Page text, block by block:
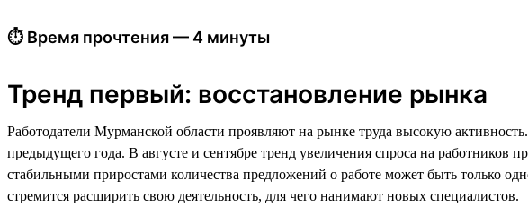
⏱ Время прочтения — 4 минуты
Тренд первый: восстановление рынка
Работодатели Мурманской области проявляют на рынке труда высокую
предыдущего года. В августе и сентябре тренд увеличения спроса на
стабильными приростами количества предложений о работе может быть только
стремится расширить свою деятельность, для чего нанимают новых специалистов.